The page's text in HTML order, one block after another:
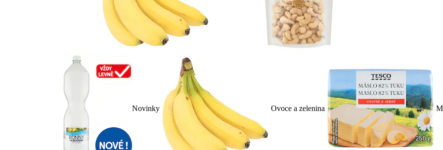
Novinky Ovoce a zelenina